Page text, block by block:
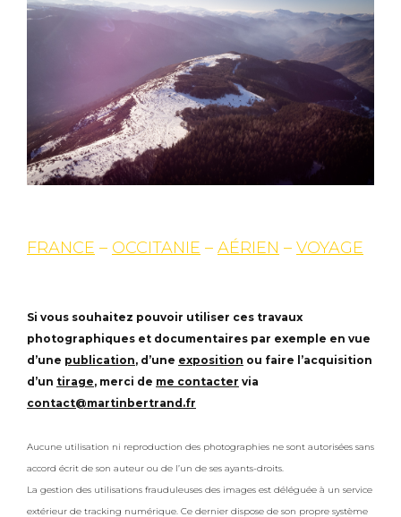
FRANCE – OCCITANIE – AÉRIEN – VOYAGE
Si vous souhaitez pouvoir utiliser ces travaux
photographiques et documentaires par exemple en vue
d’une publication, d’une exposition ou faire l’acquisition
d’un tirage, merci de me contacter via
contact@martinbertrand.fr
Aucune utilisation ni reproduction des photographies ne sont autorisées sans
accord écrit de son auteur ou de l’un de ses ayants-droits.
La gestion des utilisations frauduleuses des images est déléguée à un service
extérieur de tracking numérique. Ce dernier dispose de son propre système